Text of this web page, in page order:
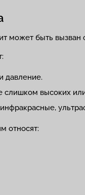
может быть
давление.
слишком высоких
относят: